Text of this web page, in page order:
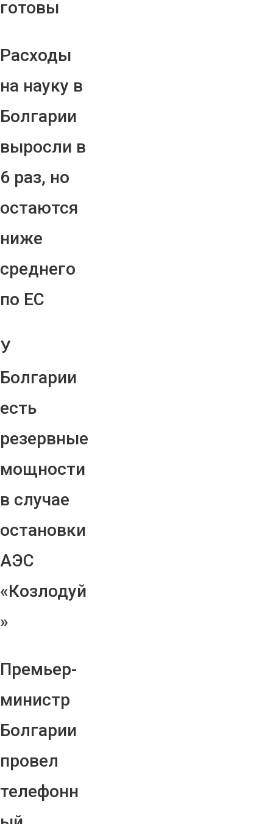
готовы
Расходы
на науку в
Болгарии
выросли в
6 раз, но
остаются
ниже
среднего
по ЕС
У
Болгарии
есть
резервные
мощности
в случае
остановки
АЭС
«Козлодуй
»
Премьер-
министр
Болгарии
провел
телефонн